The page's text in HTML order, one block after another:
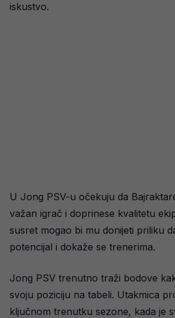
iskustvo.
U Jong PSV-u očekuju da
važan igrač i doprinese kvalitetu
susret mogao bi mu donijeti priliku
potencijal i dokaže se trenerima.
Jong PSV trenutno traži bodove
svoju poziciju na tabeli. Utakmica
ključnom trenutku sezone, kada je